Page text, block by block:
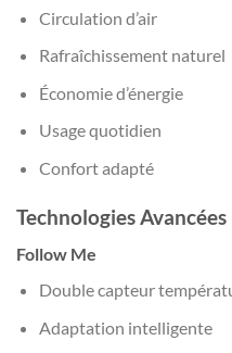
Circulation d’air
Rafraîchissement naturel
Économie d’énergie
Usage quotidien
Confort adapté
Technologies Avancées
Follow Me
Double capteur
Adaptation intelligente